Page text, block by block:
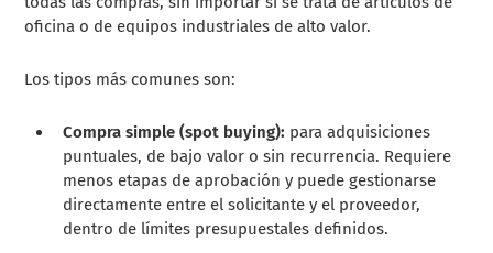
oficina o de equipos industriales de alto valor.
Los tipos más comunes son:
Compra simple (spot buying): para adquisiciones
puntuales, de bajo valor o sin recurrencia. Requiere
menos etapas de aprobación y puede gestionarse
directamente entre el solicitante y el proveedor,
dentro de límites presupuestales definidos.